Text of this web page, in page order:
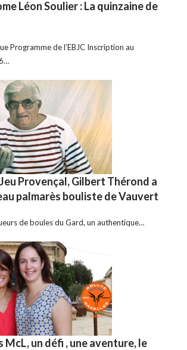
Léon Soulier : La quinzaine de
Programme de l’EBJC Inscription au
Provençal, Gilbert Thérond a
palmarès bouliste de Vauvert
de boules du Gard, un authentique…
un défi , une aventure, le